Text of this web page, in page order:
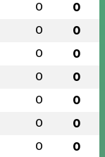
0 0
0 0
0 0
0 0
0 0
0 0
0 0